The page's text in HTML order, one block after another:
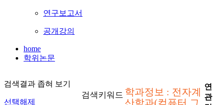
연구보고서
공개강의
home
학위논문
검색결과 좁혀 보기
선택해제
검색키워드 학과정보 : 전자계
산학과(컴퓨터 그
연
관